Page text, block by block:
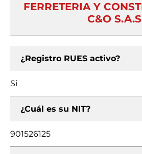
FERRETERIA Y
C&O S.A.S
¿Registro RUES activo?
Si
¿Cuál es su NIT?
901526125